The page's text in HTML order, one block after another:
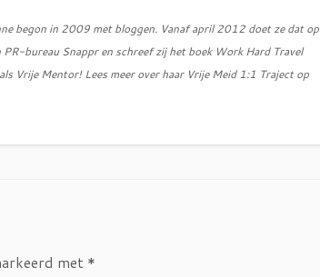
begon in 2009 met bloggen. Vanaf april 2012 doet ze dat op
bureau Snappr en schreef zij het boek Work Hard Travel
Vrije Mentor! Lees meer over haar Vrije Meid 1:1 Traject op
met *